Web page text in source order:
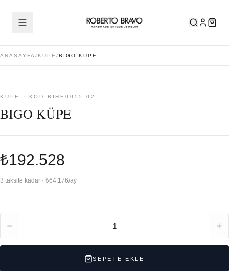
ANASAYFA / KÜPE /BIGO KÜPE
KÜPE · KOD BIHE0055-02
BIGO KÜPE
₺192.528
3 taksite kadar · ₺64.176/ay
1
SEPETE EKLE